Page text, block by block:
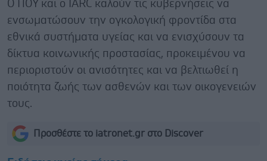
Ο ΠΟΥ και ο IARC καλούν τις κυβερνήσεις να
ενσωματώσουν την ογκολογική φροντίδα στα
εθνικά συστήματα υγείας και να ενισχύσουν τα
δίκτυα κοινωνικής προστασίας, προκειμένου να
περιοριστούν οι ανισότητες και να βελτιωθεί η
ποιότητα ζωής των ασθενών και των οικογενειών
τους.
Προσθέστε το iatronet.gr στο Discover